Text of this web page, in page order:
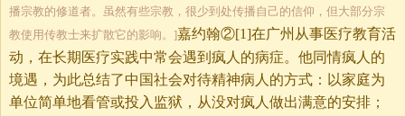
播宗教的修道者。虽然有些宗教，很少到处传播自己的信仰，但大部分宗
教使用传教士来扩散它的影响。]嘉约翰②[1]在广州从事医疗教育活
动，在长期医疗实践中常会遇到疯人的病症。他同情疯人的
境遇，为此总结了中国社会对待精神病人的方式：以家庭为
单位简单地看管或投入监狱，从没对疯人做出满意的安排；